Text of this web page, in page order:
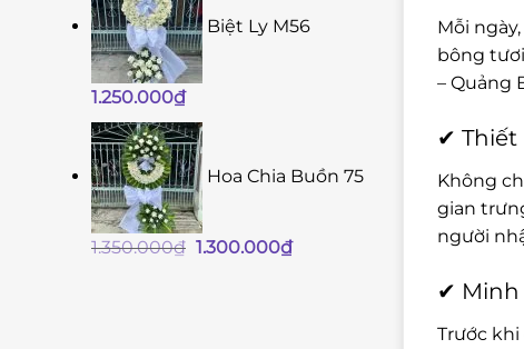
Biệt Ly M56
1.250.000₫
Hoa Chia Buồn 75
1.350.000₫ Giá
1.300.000₫Giá
Mỗi
bông
– Quảng
✔ Thiết
Không
gian
người
✔ Minh
Trước